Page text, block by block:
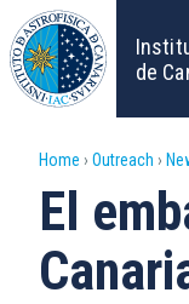
Skip
to
main
content
de
Home Outreach
El